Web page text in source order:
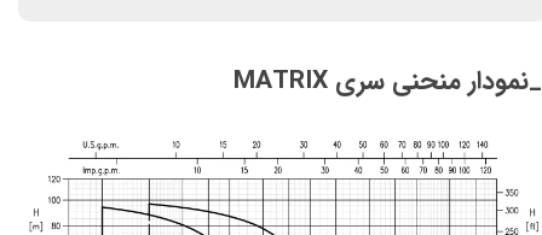
_نمودار منحنی سری MATRIX